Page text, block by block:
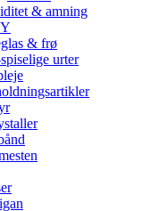
& amning
& frø
urter